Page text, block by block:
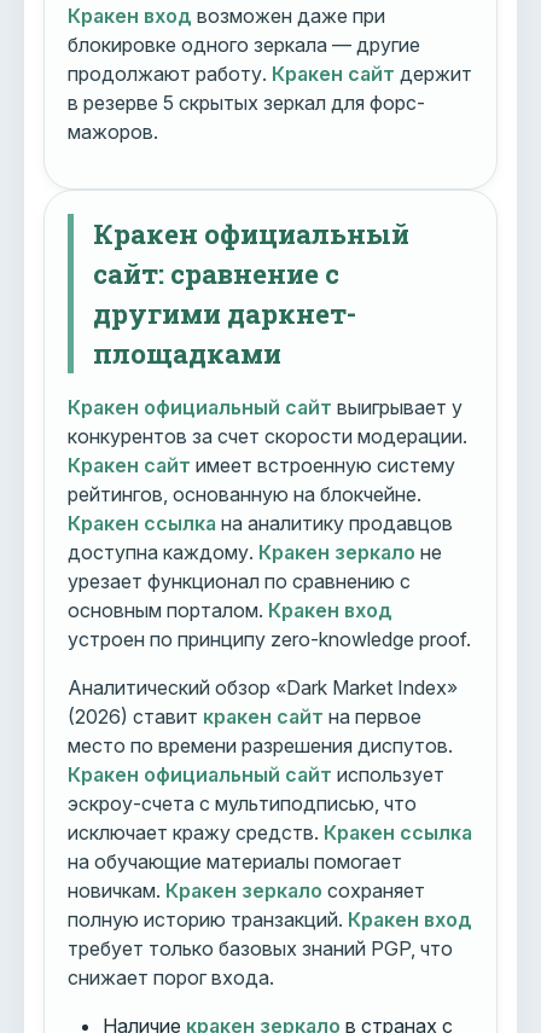
Кракен вход возможен даже при
блокировке одного зеркала — другие
продолжают работу. Кракен сайт держит
в резерве 5 скрытых зеркал для форс-
мажоров.
Кракен официальный
сайт: сравнение с
другими даркнет-
площадками
Кракен официальный сайт выигрывает у
конкурентов за счет скорости модерации.
Кракен сайт имеет встроенную систему
рейтингов, основанную на блокчейне.
Кракен ссылка на аналитику продавцов
доступна каждому. Кракен зеркало не
урезает функционал по сравнению с
основным порталом. Кракен вход
устроен по принципу zero-knowledge proof.
Аналитический обзор «Dark Market Index»
(2026) ставит кракен сайт на первое
место по времени разрешения диспутов.
Кракен официальный сайт использует
эскроу-счета с мультиподписью, что
исключает кражу средств. Кракен ссылка
на обучающие материалы помогает
новичкам. Кракен зеркало сохраняет
полную историю транзакций. Кракен вход
требует только базовых знаний PGP, что
снижает порог входа.
Наличие кракен зеркало в странах с